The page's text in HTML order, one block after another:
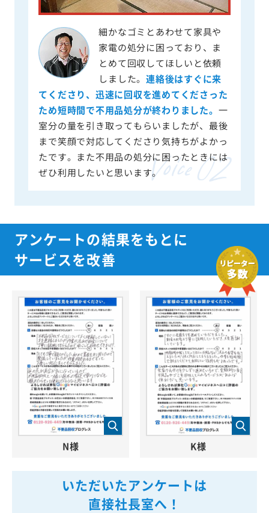
細かなゴミとあわせて家具や
家電の処分に困っており、ま
とめて回収してほしいと依頼
しました。連絡後はすぐに来
てくださり、迅速に回収を進めてくださった
ため短時間で不用品処分が終わりました。 一
室分の量を引き取ってもらいましたが、最後
まで笑顔で対応してくださり気持ちがよかっ
たです。また不用品の処分に困ったときには
ぜひ利用したいと思います。
アンケートの結果をもとに
サービスを改善
いただいたアンケートは
直接社長室へ！
N様 K様